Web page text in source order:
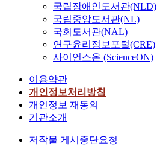
국립장애인도서관(NLD)
국립중앙도서관(NL)
국회도서관(NAL)
연구윤리정보포털(CRE)
사이언스온 (ScienceON)
이용약관
개인정보처리방침
개인정보 재동의
기관소개
저작물 게시중단요청